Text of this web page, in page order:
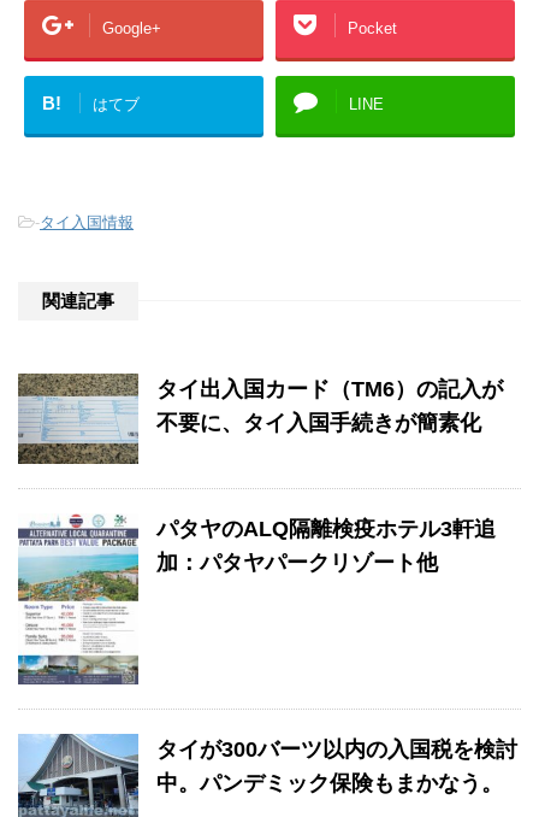
Google+ Pocket
B! はてブ LINE
-タイ入国情報
関連記事
タイ出入国カード（TM6）の記入が
不要に、タイ入国手続きが簡素化
パタヤのALQ隔離検疫ホテル3軒追
加：パタヤパークリゾート他
タイが300バーツ以内の入国税を検討
中。パンデミック保険もまかなう。